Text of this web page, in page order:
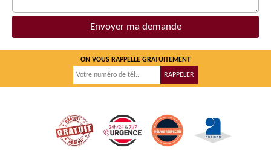
ON VOUS RAPPELLE GRATUITEMENT